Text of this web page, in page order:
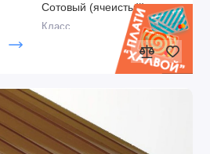
Сотовый (ячеистый)
Класс
Срок эксплуатации
до 15 лет
Защита от ультрафиолета